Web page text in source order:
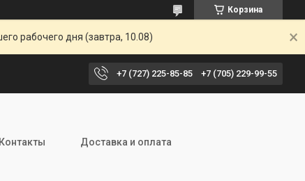
Корзина
рабочего дня (завтра, 10.08)
+7 (727) 225-85-85 +7 (705) 229-99-55
Контакты Доставка и оплата